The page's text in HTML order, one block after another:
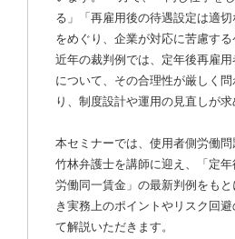
る」「再雇用後の待遇設定は適
をめぐり、企業が対応に苦慮する
近年の裁判例では、定年後再雇
について、その合理性が厳しく
り、制度設計や運用の見直しが求
本セミナーでは、使用者側労働
竹林弁護士を講師に迎え、「定
労働同一賃金」の最新判例をも
き実務上のポイントやリスク回
て解説いただきます。